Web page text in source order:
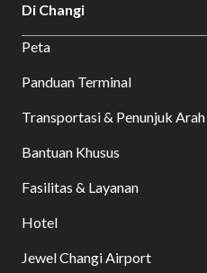
Di Changi
Peta
Panduan Terminal
Transportasi & Penunjuk Arah
Bantuan Khusus
Fasilitas & Layanan
Hotel
Jewel Changi Airport